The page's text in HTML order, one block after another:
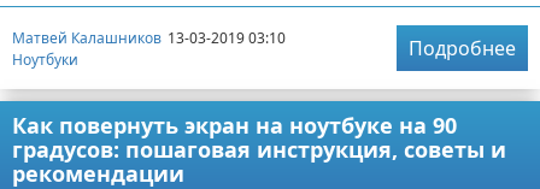
Матвей Калашников 13-03-2019 03:10
Ноутбуки
Подробнее
Как повернуть экран на ноутбуке на 90
градусов: пошаговая инструкция, советы и
рекомендации